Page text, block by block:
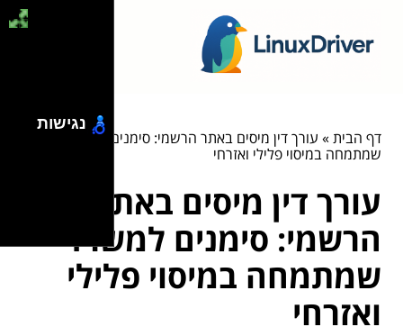
דף הבית» עורך דין מיסים באתר הרשמי: סימנים למשרד
שמתמחה במיסוי פלילי ואזרחי
עורך דין מיסים באתר
הרשמי: סימנים למשרד
שמתמחה במיסוי פלילי
ואזרחי
נגישות